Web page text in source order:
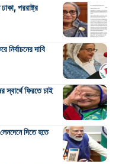
পররাষ্ট্র
দাবি
স্বার্থে ফিরতে চাই
দিতে হতে